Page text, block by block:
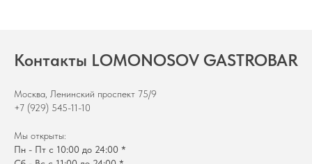
Контакты LOMONOSOV GASTROBAR
Москва, Ленинский проспект 75/9
+7 (929) 545-11-10
Мы открыты:
Пн - Пт с 10:00 до 24:00 *